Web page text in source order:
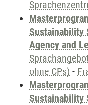
Sustainability
Agency and
ohne CPs) -
Sustainability